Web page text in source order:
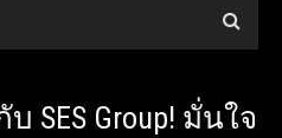
SES Group! มั่นใจ